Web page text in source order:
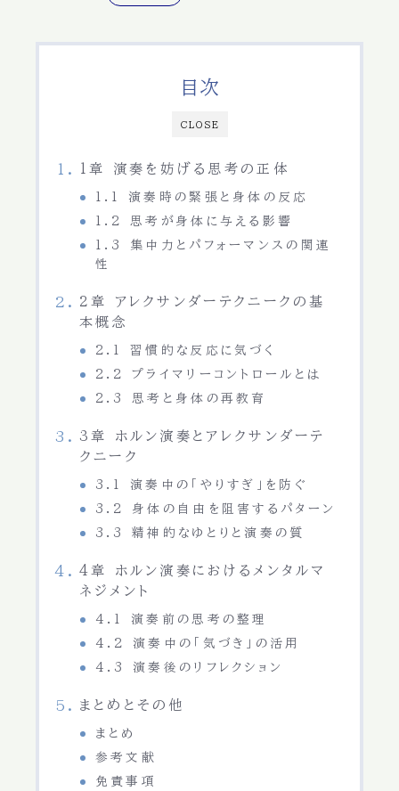
CLOSE
目次
1章 演奏を妨げる思考の正体
1.1 演奏時の緊張と身体の反応
1.2 思考が身体に与える影響
1.3 集中力とパフォーマンスの関連
性
2章 アレクサンダーテクニークの基
本概念
2.1 習慣的な反応に気づく
2.2 プライマリーコントロールとは
2.3 思考と身体の再教育
3章 ホルン演奏とアレクサンダーテ
クニーク
3.1 演奏中の「やりすぎ」を防ぐ
3.2 身体の自由を阻害するパターン
3.3 精神的なゆとりと演奏の質
4章 ホルン演奏におけるメンタルマ
ネジメント
4.1 演奏前の思考の整理
4.2 演奏中の「気づき」の活用
4.3 演奏後のリフレクション
まとめとその他
まとめ
参考文献
免責事項